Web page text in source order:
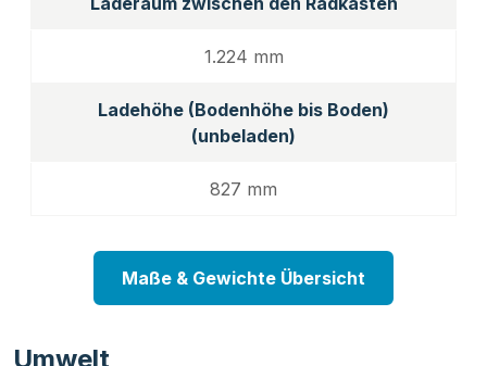
1.224 mm
Ladehöhe (Bodenhöhe bis Boden)
(unbeladen)
827 mm
Maße & Gewichte Übersicht
Umwelt